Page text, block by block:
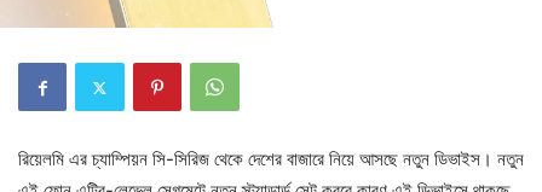
রিয়েলমি এর চ্যাম্পিয়ন সি-সিরিজ থেকে দেশের বাজারে নিয়ে আসছে নতুন ডিভাইস। নতুন